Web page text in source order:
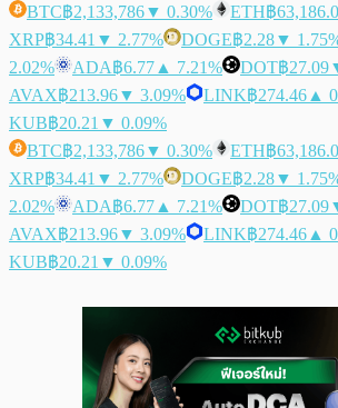
BTC฿2,133,786▼ 0.30% ETH฿
XRP฿34.41 ▼ 2.77% DOGE฿2.28▼
2.02%
ADA฿6.77 ▲ 7.21% DOT฿27.09
AVAX฿213.96▼ 3.09% LINK฿274.46 ▲
KUB฿20.21 ▼ 0.09%
BTC฿2,133,786▼ 0.30% ETH฿
XRP฿34.41 ▼ 2.77% DOGE฿2.28▼
2.02%
ADA฿6.77 ▲ 7.21% DOT฿27.09
AVAX฿213.96▼ 3.09% LINK฿274.46 ▲
KUB฿20.21 ▼ 0.09%